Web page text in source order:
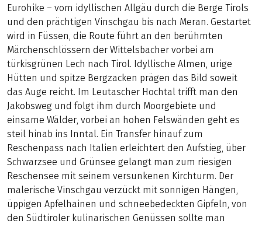
Eurohike – vom idyllischen Allgäu durch die Berge Tirols
und den prächtigen Vinschgau bis nach Meran. Gestartet
wird in Füssen, die Route führt an den berühmten
Märchenschlössern der Wittelsbacher vorbei am
türkisgrünen Lech nach Tirol. Idyllische Almen, urige
Hütten und spitze Bergzacken prägen das Bild soweit
das Auge reicht. Im Leutascher Hochtal trifft man den
Jakobsweg und folgt ihm durch Moorgebiete und
einsame Wälder, vorbei an hohen Felswänden geht es
steil hinab ins Inntal. Ein Transfer hinauf zum
Reschenpass nach Italien erleichtert den Aufstieg, über
Schwarzsee und Grünsee gelangt man zum riesigen
Reschensee mit seinem versunkenen Kirchturm. Der
malerische Vinschgau verzückt mit sonnigen Hängen,
üppigen Apfelhainen und schneebedeckten Gipfeln, von
den Südtiroler kulinarischen Genüssen sollte man